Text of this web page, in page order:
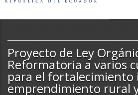
LA ASAMBLEA
LEGISLAMOS
FISCALIZAMOS
TRANSPARENCIA
.
Proyecto de Ley
Reformatoria a varios
para el fortalecimiento
emprendimiento rural